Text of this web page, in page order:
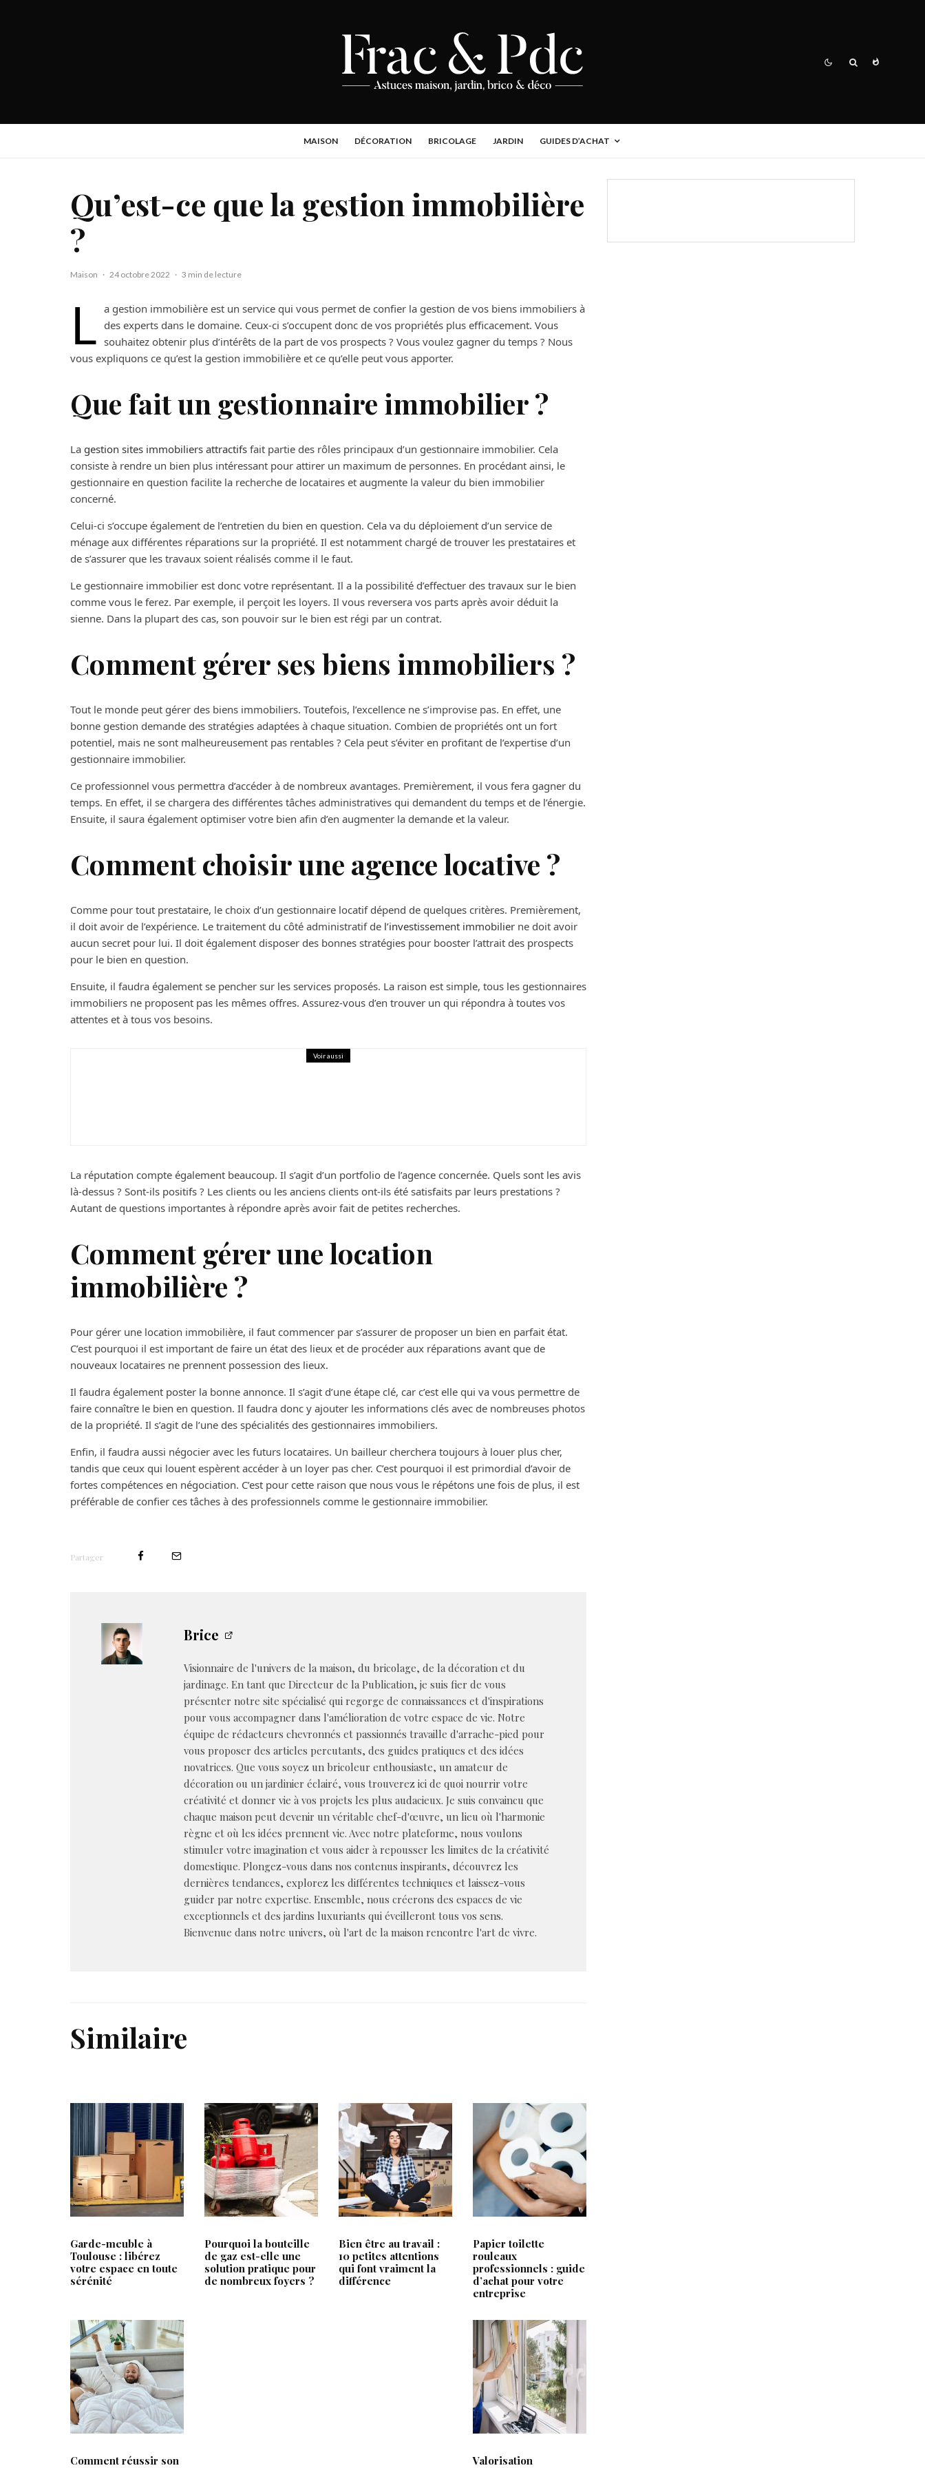
MAISON DÉCORATION BRICOLAGE JARDIN GUIDES D’ACHAT
Qu’est-ce que la gestion immobilière
?
Maison · 24 octobre 2022 · 3 min de lecture
L a gestion immobilière est un service qui vous permet de confier la gestion de vos biens immobiliers à
des experts dans le domaine. Ceux-ci s’occupent donc de vos propriétés plus efficacement. Vous
souhaitez obtenir plus d’intérêts de la part de vos prospects ? Vous voulez gagner du temps ? Nous
vous expliquons ce qu’est la gestion immobilière et ce qu’elle peut vous apporter.
Que fait un gestionnaire immobilier ?
La gestion sites immobiliers attractifs fait partie des rôles principaux d’un gestionnaire immobilier. Cela
consiste à rendre un bien plus intéressant pour attirer un maximum de personnes. En procédant ainsi, le
gestionnaire en question facilite la recherche de locataires et augmente la valeur du bien immobilier
concerné.
Celui-ci s’occupe également de l’entretien du bien en question. Cela va du déploiement d’un service de
ménage aux différentes réparations sur la propriété. Il est notamment chargé de trouver les prestataires et
de s’assurer que les travaux soient réalisés comme il le faut.
Le gestionnaire immobilier est donc votre représentant. Il a la possibilité d’effectuer des travaux sur le bien
comme vous le ferez. Par exemple, il perçoit les loyers. Il vous reversera vos parts après avoir déduit la
sienne. Dans la plupart des cas, son pouvoir sur le bien est régi par un contrat.
Comment gérer ses biens immobiliers ?
Tout le monde peut gérer des biens immobiliers. Toutefois, l’excellence ne s’improvise pas. En effet, une
bonne gestion demande des stratégies adaptées à chaque situation. Combien de propriétés ont un fort
potentiel, mais ne sont malheureusement pas rentables ? Cela peut s’éviter en profitant de l’expertise d’un
gestionnaire immobilier.
Ce professionnel vous permettra d’accéder à de nombreux avantages. Premièrement, il vous fera gagner du
temps. En effet, il se chargera des différentes tâches administratives qui demandent du temps et de l’énergie.
Ensuite, il saura également optimiser votre bien afin d’en augmenter la demande et la valeur.
Comment choisir une agence locative ?
Comme pour tout prestataire, le choix d’un gestionnaire locatif dépend de quelques critères. Premièrement,
il doit avoir de l’expérience. Le traitement du côté administratif de l’investissement immobilier ne doit avoir
aucun secret pour lui. Il doit également disposer des bonnes stratégies pour booster l’attrait des prospects
pour le bien en question.
Ensuite, il faudra également se pencher sur les services proposés. La raison est simple, tous les gestionnaires
immobiliers ne proposent pas les mêmes offres. Assurez-vous d’en trouver un qui répondra à toutes vos
attentes et à tous vos besoins.
Voir aussi
La réputation compte également beaucoup. Il s’agit d’un portfolio de l’agence concernée. Quels sont les avis
là-dessus ? Sont-ils positifs ? Les clients ou les anciens clients ont-ils été satisfaits par leurs prestations ?
Autant de questions importantes à répondre après avoir fait de petites recherches.
Comment gérer une location
immobilière ?
Pour gérer une location immobilière, il faut commencer par s’assurer de proposer un bien en parfait état.
C’est pourquoi il est important de faire un état des lieux et de procéder aux réparations avant que de
nouveaux locataires ne prennent possession des lieux.
Il faudra également poster la bonne annonce. Il s’agit d’une étape clé, car c’est elle qui va vous permettre de
faire connaître le bien en question. Il faudra donc y ajouter les informations clés avec de nombreuses photos
de la propriété. Il s’agit de l’une des spécialités des gestionnaires immobiliers.
Enfin, il faudra aussi négocier avec les futurs locataires. Un bailleur cherchera toujours à louer plus cher,
tandis que ceux qui louent espèrent accéder à un loyer pas cher. C’est pourquoi il est primordial d’avoir de
fortes compétences en négociation. C’est pour cette raison que nous vous le répétons une fois de plus, il est
préférable de confier ces tâches à des professionnels comme le gestionnaire immobilier.
Partager
Brice
Visionnaire de l'univers de la maison, du bricolage, de la décoration et du
jardinage. En tant que Directeur de la Publication, je suis fier de vous
présenter notre site spécialisé qui regorge de connaissances et d'inspirations
pour vous accompagner dans l'amélioration de votre espace de vie. Notre
équipe de rédacteurs chevronnés et passionnés travaille d'arrache-pied pour
vous proposer des articles percutants, des guides pratiques et des idées
novatrices. Que vous soyez un bricoleur enthousiaste, un amateur de
décoration ou un jardinier éclairé, vous trouverez ici de quoi nourrir votre
créativité et donner vie à vos projets les plus audacieux. Je suis convaincu que
chaque maison peut devenir un véritable chef-d'œuvre, un lieu où l'harmonie
règne et où les idées prennent vie. Avec notre plateforme, nous voulons
stimuler votre imagination et vous aider à repousser les limites de la créativité
domestique. Plongez-vous dans nos contenus inspirants, découvrez les
dernières tendances, explorez les différentes techniques et laissez-vous
guider par notre expertise. Ensemble, nous créerons des espaces de vie
exceptionnels et des jardins luxuriants qui éveilleront tous vos sens.
Bienvenue dans notre univers, où l'art de la maison rencontre l'art de vivre.
Similaire
Garde-meuble à
Toulouse : libérez
votre espace en toute
sérénité
Pourquoi la bouteille
de gaz est-elle une
solution pratique pour
de nombreux foyers ?
Bien être au travail :
10 petites attentions
qui font vraiment la
différence
Papier toilette
rouleaux
professionnels : guide
d’achat pour votre
entreprise
Comment réussir son
Valorisation
PRÉSENTATION
digital axé sur les astuces pour la
maison et le jardin. Notre magazine
en ligne aborde les thématiques
Bricolage
Décoration
ARTICLES LES + LUS
Boitier IPTV
Rbnb
ARTICLES RÉCENTS
technique qu’attendent les poseurs
Retrait-gonflement des argiles :
comprendre les risques et protéger
ses fondations
Garde-meuble à Toulouse : libérez
votre espace en toute sérénité